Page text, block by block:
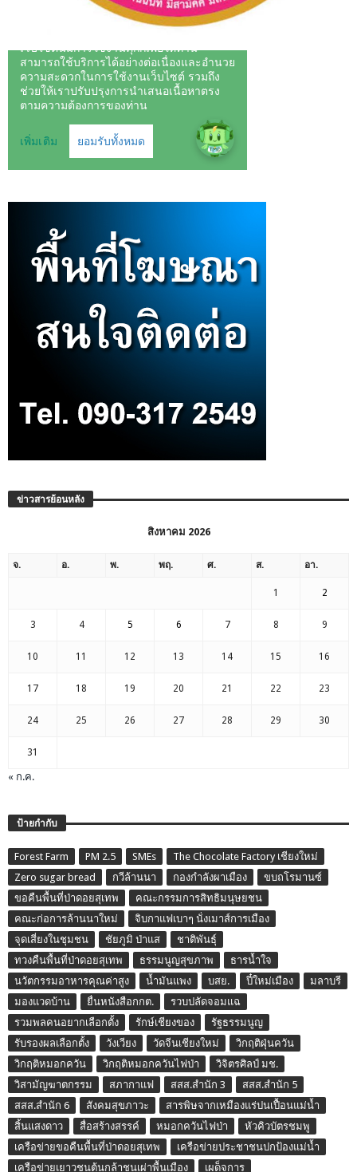
ข่าวสารย้อนหลัง
สิงหาคม 2026
จ. อ. พ. พฤ. ศ. ส. อา.
1 2
3 4 5 6 7 8 9
10 11 12 13 14 15 16
17 18 19 20 21 22 23
24 25 26 27 28 29 30
31
« ก.ค.
ป้ายกำกับ
Forest Farm PM 2.5 SMEs
The Chocolate Factory เชียงใหม่
Zero sugar bread
กวีล้านนา กองกำลังผาเมือง
ขบถโรมานซ์
ขอคืนพื้นที่ป่าดอยสุเทพ
คณะกรรมการสิทธิมนุษยชน
คณะก่อการล้านนาใหม่
จิบกาแฟเบาๆ นั่งเมาส์การเมือง
จุดเสี่ยงในชุมชน
ชัยภูมิ ป่าแส
ชาติพันธุ์
ทวงคืนพื้นที่ป่าดอยสุเทพ
ธรรมนูญสุขภาพ
ธารน้ำใจ
นวัตกรรมอาหารคุณค่าสูง
น้ำมันแพง บสย. ปี๋ใหม่เมือง
มลาบรี
มองแวดบ้าน
ยื่นหนังสือกกต.
รวบปลัดจอมแฉ
รวมพลคนอยากเลือกตั้ง
รักษ์เชียงของ
รัฐธรรมนูญ
รับรองผลเลือกตั้ง
วังเวียง วัดจีนเชียงใหม่
วิกฤติฝุ่นควัน
วิกฤติหมอกควัน
วิกฤติหมอกควันไฟป่า
วิจิตรศิลป์ มช.
วิสามัญฆาตกรรม
สภากาแฟ สสส.สำนัก 3
สสส.สำนัก 5
สสส.สำนัก 6
สังคมสุขภาวะ
สารพิษจากเหมืองแร่ปนเปื้อนแม่น้ำ
สิ้นแสงดาว
สื่อสร้างสรรค์ หมอกควันไฟป่า
หัวคิวบัตรชมพู
เครือข่ายขอคืนพื้นที่ป่าดอยสุเทพ
เครือข่ายประชาชนปกป้องแม่น้ำ
เครือข่ายเยาวชนต้นกล้าชนเผ่าพื้นเมือง
เผด็จการ